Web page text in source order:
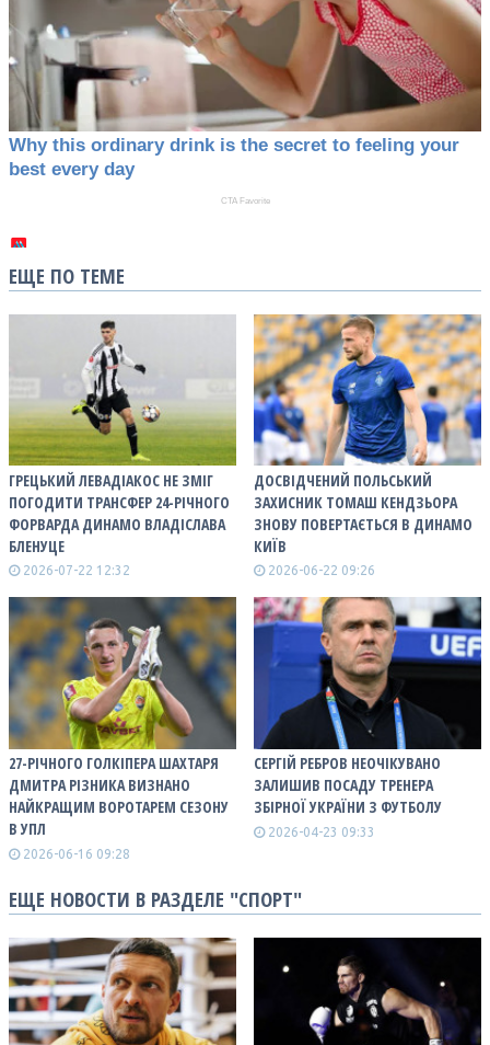
ЕЩЕ ПО ТЕМЕ
ГРЕЦЬКИЙ ЛЕВАДІАКОС НЕ ЗМІГ
ПОГОДИТИ ТРАНСФЕР 24-РІЧНОГО
ФОРВАРДА ДИНАМО ВЛАДІСЛАВА
БЛЕНУЦЕ
2026-07-22 12:32
ДОСВІДЧЕНИЙ ПОЛЬСЬКИЙ
ЗАХИСНИК ТОМАШ КЕНДЗЬОРА
ЗНОВУ ПОВЕРТАЄТЬСЯ В ДИНАМО
КИЇВ
2026-06-22 09:26
27-РІЧНОГО ГОЛКІПЕРА ШАХТАРЯ
ДМИТРА РІЗНИКА ВИЗНАНО
НАЙКРАЩИМ ВОРОТАРЕМ СЕЗОНУ
В УПЛ
2026-06-16 09:28
СЕРГІЙ РЕБРОВ НЕОЧІКУВАНО
ЗАЛИШИВ ПОСАДУ ТРЕНЕРА
ЗБІРНОЇ УКРАЇНИ З ФУТБОЛУ
2026-04-23 09:33
ЕЩЕ НОВОСТИ В РАЗДЕЛЕ "СПОРТ"